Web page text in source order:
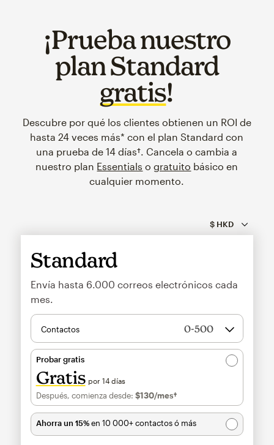
¡Prueba nuestro
plan Standard
gratis!
Descubre por qué los clientes obtienen un ROI de
hasta 24 veces más* con el plan Standard con
una prueba de 14 días†. Cancela o cambia a
nuestro plan Essentials ogratuito básico en
cualquier momento.
Standard
Envía hasta 6.000 correos electrónicos cada
mes.
Contactos
Probar gratis
Gratis por 14 días
Después, comienza desde: $130/mes†al mes†
Ahorra un 15%en 10 000+ contactos ó más